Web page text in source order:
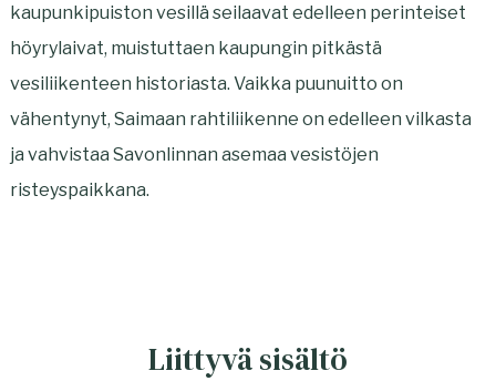
kaupunkipuiston vesillä seilaavat edelleen perinteiset
höyrylaivat, muistuttaen kaupungin pitkästä
vesiliikenteen historiasta. Vaikka puunuitto on
vähentynyt, Saimaan rahtiliikenne on edelleen vilkasta
ja vahvistaa Savonlinnan asemaa vesistöjen
risteyspaikkana.
Liittyvä sisältö